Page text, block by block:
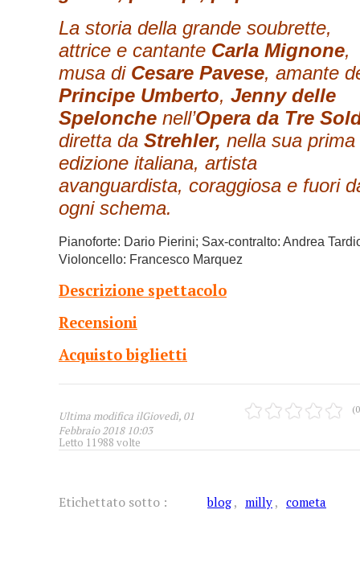
La storia della grande soubrette,
attrice e cantante Carla Mignone,
musa di Cesare Pavese, amante
Principe Umberto, Jenny delle
Spelonche nell’Opera da Tre
diretta da Strehler, nella sua prima
edizione italiana, artista
avanguardista, coraggiosa e fuori
ogni schema.
Pianoforte: Dario Pierini; Sax-contralto: Andrea
Violoncello: Francesco Marquez
Descrizione spettacolo
Recensioni
Acquisto biglietti
Ultima modifica ilGiovedì, 01
Febbraio 2018 10:03
Letto 11988 volte
Etichettato sotto : blog milly cometa